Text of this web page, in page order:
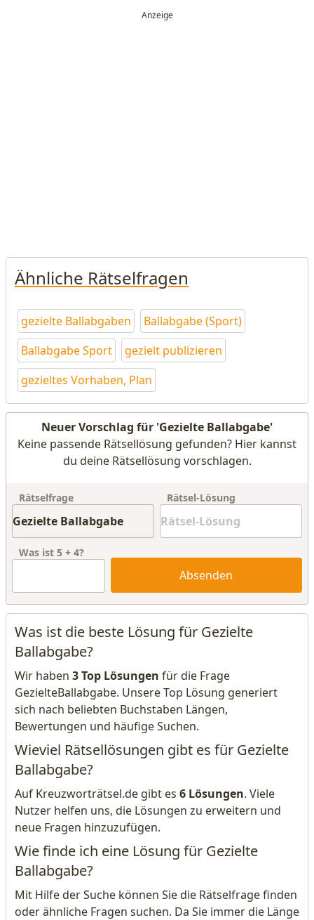
Ähnliche Rätselfragen
gezielte Ballabgaben
Ballabgabe (Sport)
Ballabgabe Sport
gezielt publizieren
gezieltes Vorhaben, Plan
Neuer Vorschlag für 'Gezielte Ballabgabe'
Keine passende Rätsellösung gefunden? Hier kannst
du deine Rätsellösung vorschlagen.
Rätselfrage Rätsel-Lösung
Was ist 5 + 4?
Absenden
Was ist die beste Lösung für Gezielte
Ballabgabe?
Wir haben 3 Top Lösungen für die Frage
GezielteBallabgabe. Unsere Top Lösung generiert
sich nach beliebten Buchstaben Längen,
Bewertungen und häufige Suchen.
Wieviel Rätsellösungen gibt es für Gezielte
Ballabgabe?
Auf Kreuzworträtsel.de gibt es 6 Lösungen. Viele
Nutzer helfen uns, die Lösungen zu erweitern und
neue Fragen hinzuzufügen.
Wie finde ich eine Lösung für Gezielte
Ballabgabe?
Mit Hilfe der Suche können Sie die Rätselfrage finden
oder ähnliche Fragen suchen. Da Sie immer die Länge